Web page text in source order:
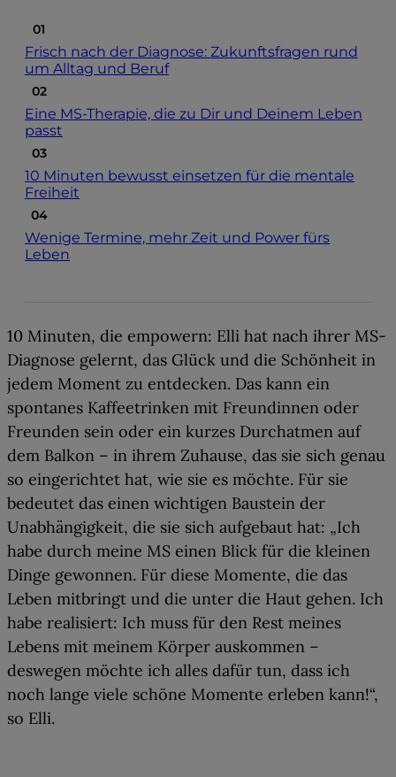
Frisch nach der Diagnose: Zukunftsfragen rund
um Alltag und Beruf
Eine MS-Therapie, die zu Dir und Deinem Leben
passt
10 Minuten bewusst einsetzen für die mentale
Freiheit
Wenige Termine, mehr Zeit und Power fürs
Leben
10 Minuten, die empowern: Elli hat nach ihrer MS-
Diagnose gelernt, das Glück und die Schönheit in
jedem Moment zu entdecken. Das kann ein
spontanes Kaffeetrinken mit Freundinnen oder
Freunden sein oder ein kurzes Durchatmen auf
dem Balkon – in ihrem Zuhause, das sie sich genau
so eingerichtet hat, wie sie es möchte. Für sie
bedeutet das einen wichtigen Baustein der
Unabhängigkeit, die sie sich aufgebaut hat: „Ich
habe durch meine MS einen Blick für die kleinen
Dinge gewonnen. Für diese Momente, die das
Leben mitbringt und die unter die Haut gehen. Ich
habe realisiert: Ich muss für den Rest meines
Lebens mit meinem Körper auskommen –
deswegen möchte ich alles dafür tun, dass ich
noch lange viele schöne Momente erleben kann!“,
so Elli.